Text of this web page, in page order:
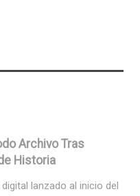
Archivo Tras
Historia
lanzado al inicio del